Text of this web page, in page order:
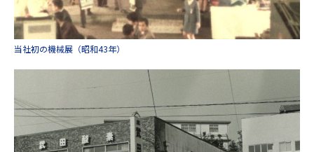
当社初の機械展（昭和43年）